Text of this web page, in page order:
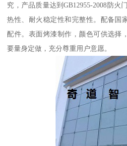
究，产品质量达到GB12955-2008防火
热性、耐火稳定性和完整性。配备国
配件。表面烤漆制作，颜色可供选择
要量身定做，充分尊重用户意愿。